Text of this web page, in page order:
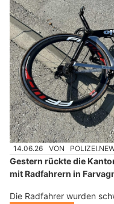
14.06.26 VON
Gestern rückte die
mit Radfahrern in
Die Radfahrer wurden